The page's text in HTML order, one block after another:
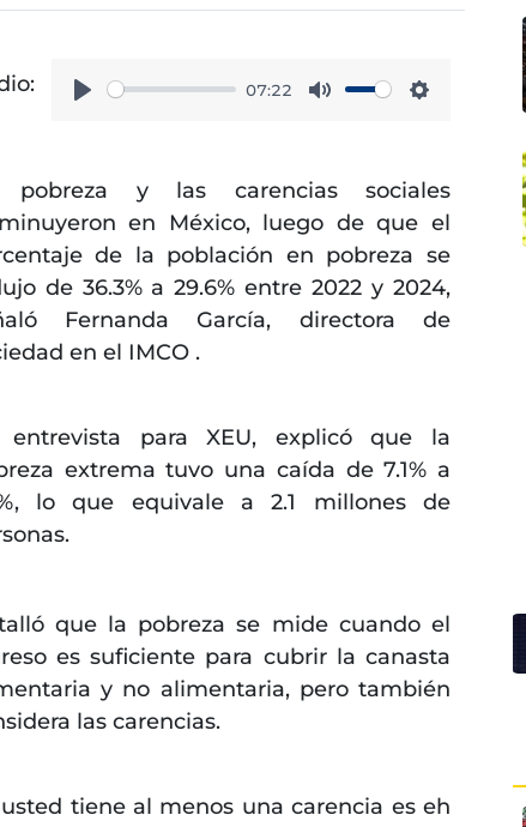
07:22
pobreza y las carencias sociales
en México, luego de que el
de la población en pobreza se
de 36.3% a 29.6% entre 2022 y 2024,
Fernanda García, directora de
en el IMCO .
entrevista para XEU, explicó que la
extrema tuvo una caída de 7.1% a
lo que equivale a 2.1 millones de
que la pobreza se mide cuando el
es suficiente para cubrir la canasta
y no alimentaria, pero también
las carencias.
usted tiene al menos una carencia es eh